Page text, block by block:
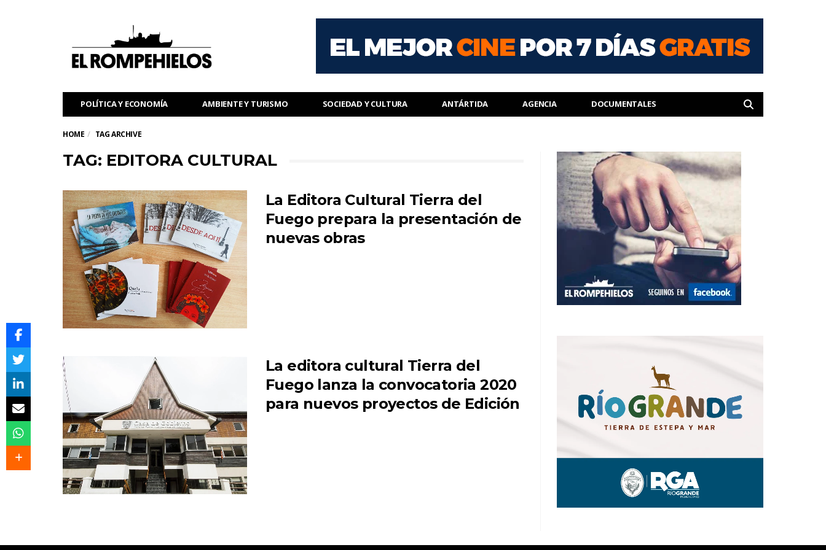
POLÍTICA Y ECONOMÍA AMBIENTE Y TURISMO SOCIEDAD Y CULTURA ANTÁRTIDA AGENCIA DOCUMENTALES
HOME TAG ARCHIVE
TAG: EDITORA CULTURAL
La Editora Cultural Tierra del
Fuego prepara la presentación de
nuevas obras
La editora cultural Tierra del
Fuego lanza la convocatoria 2020
para nuevos proyectos de Edición